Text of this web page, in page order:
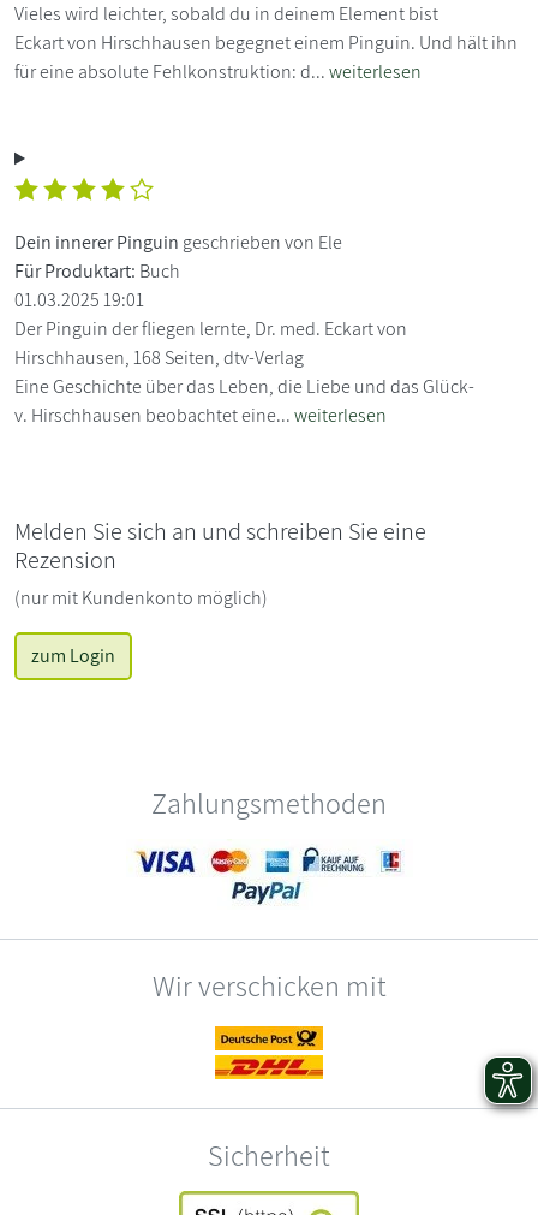
Vieles wird leichter, sobald du in deinem Element bist
Eckart von Hirschhausen begegnet einem Pinguin. Und hält ihn
für eine absolute Fehlkonstruktion: d...weiterlesen
Dein innerer Pinguin geschrieben von Ele
Für Produktart: Buch
01.03.2025 19:01
Der Pinguin der fliegen lernte, Dr. med. Eckart von
Hirschhausen, 168 Seiten, dtv-Verlag
Eine Geschichte über das Leben, die Liebe und das Glück-
v. Hirschhausen beobachtet eine...weiterlesen
Melden Sie sich an und schreiben Sie eine
Rezension
(nur mit Kundenkonto möglich)
zum Login
Zahlungsmethoden
Wir verschicken mit
Sicherheit